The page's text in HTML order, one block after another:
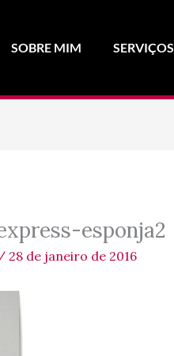
SOBRE MIM SERVIÇOS
esponja2
/ 28 de janeiro de 2016